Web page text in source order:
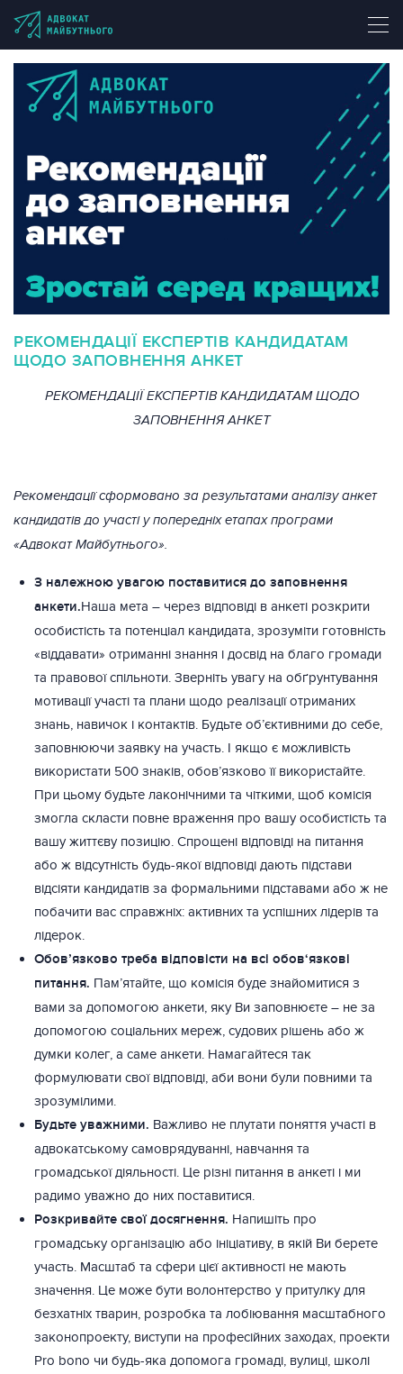
РЕКОМЕНДАЦІЇ ЕКСПЕРТІВ КАНДИДАТАМ
ЩОДО ЗАПОВНЕННЯ АНКЕТ
РЕКОМЕНДАЦІЇ ЕКСПЕРТІВ КАНДИДАТАМ ЩОДО
ЗАПОВНЕННЯ АНКЕТ
Рекомендації сформовано за результатами аналізу анкет
кандидатів до участі у попередніх етапах програми
«Адвокат Майбутнього».
З належною увагою поставитися до заповнення
анкети.Наша мета – через відповіді в анкеті розкрити
особистість та потенціал кандидата, зрозуміти готовність
«віддавати» отриманні знання і досвід на благо громади
та правової спільноти. Зверніть увагу на обґрунтування
мотивації участі та плани щодо реалізації отриманих
знань, навичок і контактів. Будьте об’єктивними до себе,
заповнюючи заявку на участь. І якщо є можливість
використати 500 знаків, обов’язково її використайте.
При цьому будьте лаконічними та чіткими, щоб комісія
змогла скласти повне враження про вашу особистість та
вашу життєву позицію. Спрощені відповіді на питання
або ж відсутність будь-якої відповіді дають підстави
відсіяти кандидатів за формальними підставами або ж не
побачити вас справжніх: активних та успішних лідерів та
лідерок.
Обов’язково треба відповісти на всі обов‘язкові
питання. Пам’ятайте, що комісія буде знайомитися з
вами за допомогою анкети, яку Ви заповнюєте – не за
допомогою соціальних мереж, судових рішень або ж
думки колег, а саме анкети. Намагайтеся так
формулювати свої відповіді, аби вони були повними та
зрозумілими.
Будьте уважними. Важливо не плутати поняття участі в
адвокатському самоврядуванні, навчання та
громадської діяльності. Це різні питання в анкеті і ми
радимо уважно до них поставитися.
Розкривайте свої досягнення. Напишіть про
громадську організацію або ініціативу, в якій Ви берете
участь. Масштаб та сфери цієї активності не мають
значення. Це може бути волонтерство у притулку для
безхатніх тварин, розробка та лобіювання масштабного
законопроекту, виступи на професійних заходах, проекти
Pro bono чи будь-яка допомога громаді, вулиці, школі